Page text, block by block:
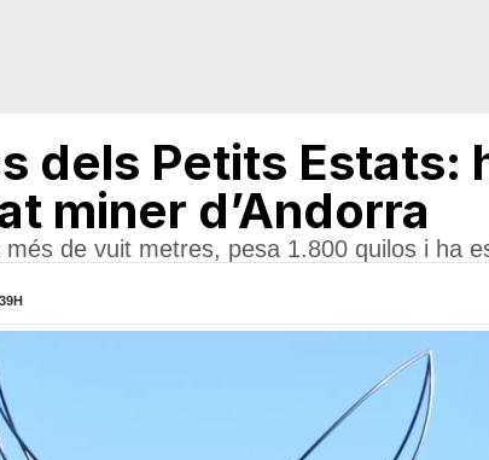
dels Petits Estats:
miner d’Andorra
de vuit metres, pesa 1.800 quilos i ha